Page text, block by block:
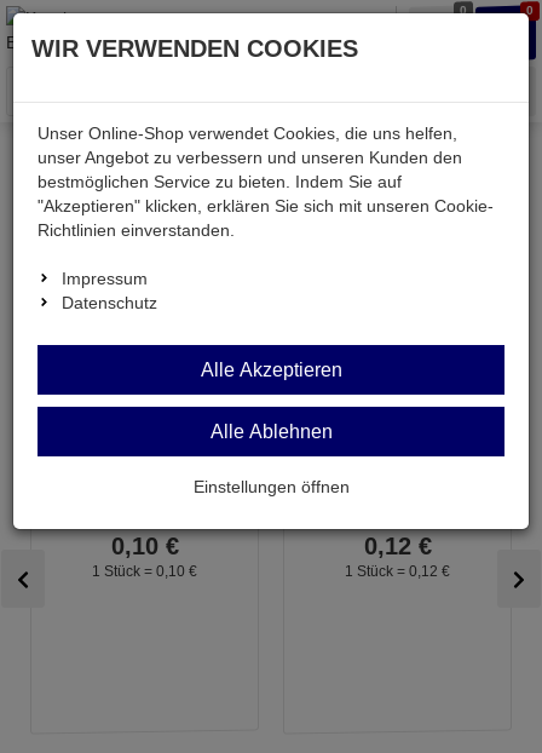
0 0
Menü
Kessler electronic Bauteile aktiv
Halbleiter diskret
Dioden
Dioden
Topseller in dieser Kategorie
0,10 €
1 Stück = 0, 10 €
0,12 €
1 Stück = 0, 12 €
WIR VERWENDEN COOKIES
Unser Online-Shop verwendet Cookies, die uns helfen,
unser Angebot zu verbessern und unseren Kunden den
bestmöglichen Service zu bieten. Indem Sie auf
"Akzeptieren" klicken, erklären Sie sich mit unseren Cookie-
Richtlinien einverstanden.
Impressum
Datenschutz
Alle Akzeptieren
Alle Ablehnen
Einstellungen öffnen